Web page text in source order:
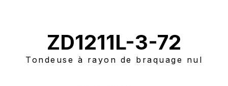
ZD1211L-3-72
Tondeuse à rayon de braquage nul